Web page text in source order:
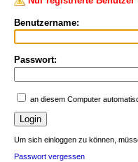
Benutzername:
Passwort:
an diesem Computer
Um sich einloggen zu können,
Passwort vergessen